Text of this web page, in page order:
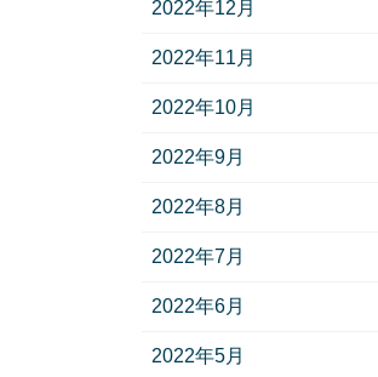
2022年12月
2022年11月
2022年10月
2022年9月
2022年8月
2022年7月
2022年6月
2022年5月